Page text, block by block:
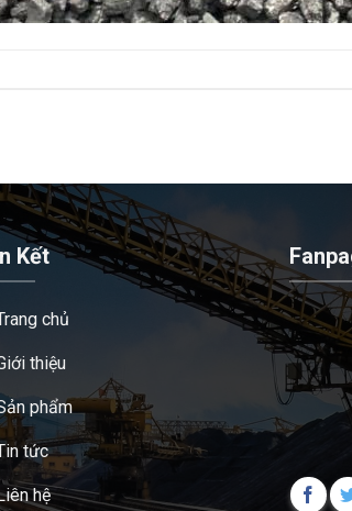
Kết
chủ
thiệu
phẩm
tức
hệ